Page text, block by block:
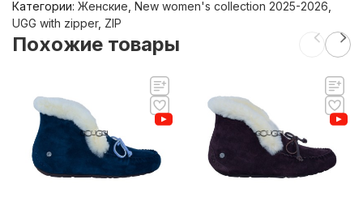
Категории: Женские New women's collection 2025-2026
UGG with zipper, ZIP
Похожие товары